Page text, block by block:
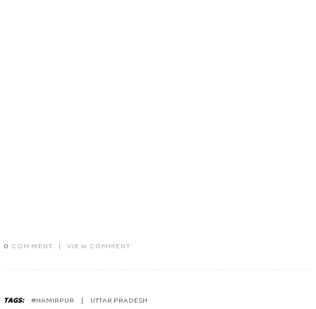
0 COMMENT | VIEW COMMENT
TAGS: #HAMIRPUR UTTAR PRADESH